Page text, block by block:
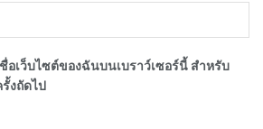
อเว็บไซต์ของฉันบนเบราว์เซอร์นี้ สำหรับ
งถัดไป